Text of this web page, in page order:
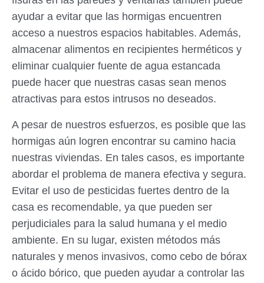
ayudar a evitar que las hormigas encuentren
acceso a nuestros espacios habitables. Además,
almacenar alimentos en recipientes herméticos y
eliminar cualquier fuente de agua estancada
puede hacer que nuestras casas sean menos
atractivas para estos intrusos no deseados.
A pesar de nuestros esfuerzos, es posible que las
hormigas aún logren encontrar su camino hacia
nuestras viviendas. En tales casos, es importante
abordar el problema de manera efectiva y segura.
Evitar el uso de pesticidas fuertes dentro de la
casa es recomendable, ya que pueden ser
perjudiciales para la salud humana y el medio
ambiente. En su lugar, existen métodos más
naturales y menos invasivos, como cebo de bórax
o ácido bórico, que pueden ayudar a controlar las